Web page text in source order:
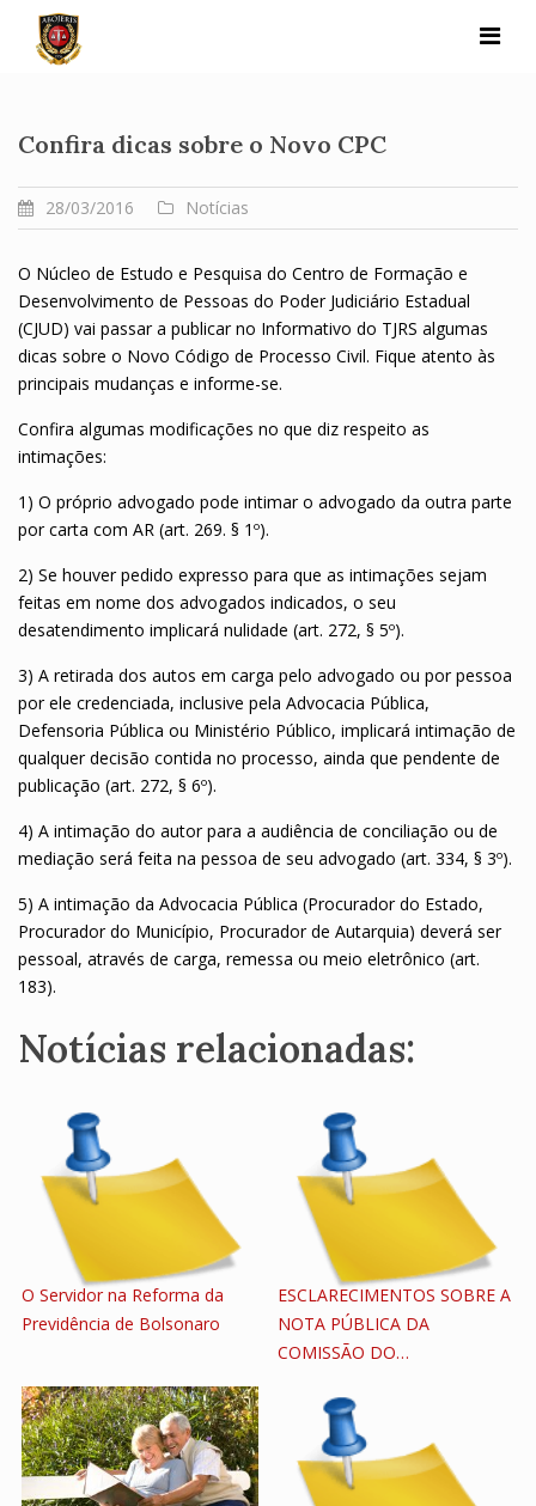
content
Confira dicas sobre o Novo CPC
28/03/2016 Notícias
O Núcleo de Estudo e Pesquisa do Centro de Formação e
Desenvolvimento de Pessoas do Poder Judiciário Estadual
(CJUD) vai passar a publicar no Informativo do TJRS algumas
dicas sobre o Novo Código de Processo Civil. Fique atento às
principais mudanças e informe-se.
Confira algumas modificações no que diz respeito as
intimações:
1) O próprio advogado pode intimar o advogado da outra parte
por carta com AR (art. 269. § 1º).
2) Se houver pedido expresso para que as intimações sejam
feitas em nome dos advogados indicados, o seu
desatendimento implicará nulidade (art. 272, § 5º).
3) A retirada dos autos em carga pelo advogado ou por pessoa
por ele credenciada, inclusive pela Advocacia Pública,
Defensoria Pública ou Ministério Público, implicará intimação de
qualquer decisão contida no processo, ainda que pendente de
publicação (art. 272, § 6º).
4) A intimação do autor para a audiência de conciliação ou de
mediação será feita na pessoa de seu advogado (art. 334, § 3º).
5) A intimação da Advocacia Pública (Procurador do Estado,
Procurador do Município, Procurador de Autarquia) deverá ser
pessoal, através de carga, remessa ou meio eletrônico (art.
183).
Notícias relacionadas:
O Servidor na Reforma da
Previdência de Bolsonaro
ESCLARECIMENTOS SOBRE A
NOTA PÚBLICA DA
COMISSÃO DO…